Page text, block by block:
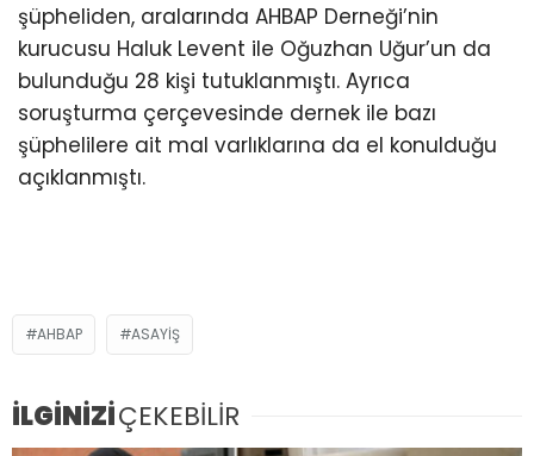
şüpheliden, aralarında AHBAP Derneği’nin
kurucusu Haluk Levent ile Oğuzhan Uğur’un da
bulunduğu 28 kişi tutuklanmıştı. Ayrıca
soruşturma çerçevesinde dernek ile bazı
şüphelilere ait mal varlıklarına da el konulduğu
açıklanmıştı.
AHBAP ASAYIŞ
İLGİNİZİÇEKEBİLİR